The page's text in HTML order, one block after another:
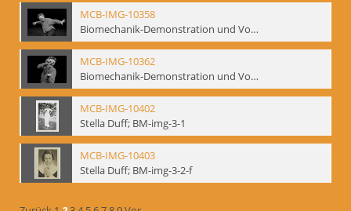
MCB-IMG-10358
Biomechanik-Demonstration und Vortrag, Berliner Ensemble, 04.10.1991
MCB-IMG-10362
Biomechanik-Demonstration und Vortrag, Berliner Ensemble, 04.10.1991
MCB-IMG-10402
Stella Duff; BM-img-3-1
MCB-IMG-10403
Stella Duff; BM-img-3-2-f